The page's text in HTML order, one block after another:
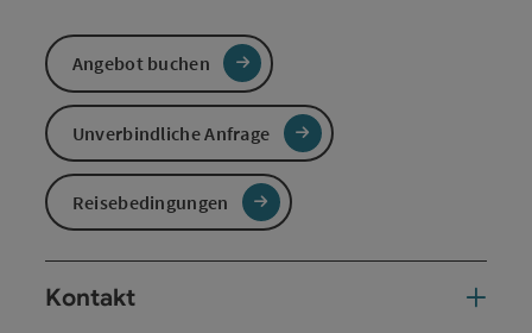
Angebot buchen
Unverbindliche Anfrage
Reisebedingungen
Kontakt